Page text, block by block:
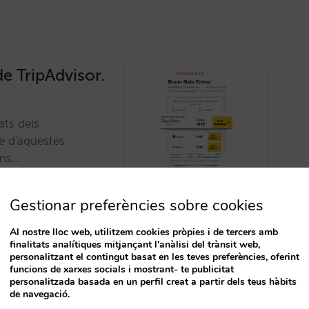
TripAdvisor.
dels
d'aquestes
Google i
Gestionar preferències sobre cookies
Al nostre lloc web, utilitzem cookies pròpies i de tercers amb
finalitats analítiques mitjançant l'anàlisi del trànsit web,
personalitzant el contingut basat en les teves preferències, oferint
funcions de xarxes socials i mostrant- te publicitat
personalitzada basada en un perfil creat a partir dels teus hàbits
de navegació.